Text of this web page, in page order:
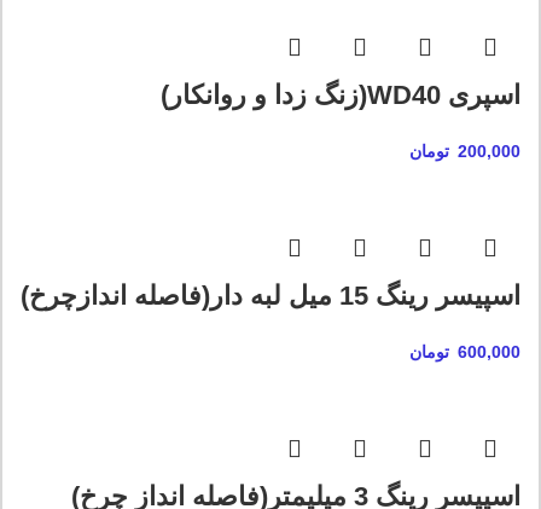
اسپری WD40(زنگ زدا و روانکار)
200,000 تومان
اسپیسر رینگ 15 میل لبه دار(فاصله اندازچرخ)
600,000 تومان
اسپیسر رینگ 3 میلیمتر(فاصله انداز چرخ)